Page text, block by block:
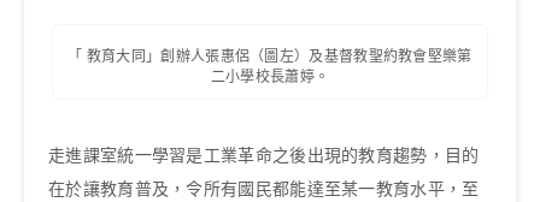
「 教育大同」創辦人張惠侶（圖左）及基督教聖約教會堅樂第
二小學校長蕭婷。
走進課室統一學習是工業革命之後出現的教育趨勢，目的
在於讓教育普及，令所有國民都能達至某一教育水平，至